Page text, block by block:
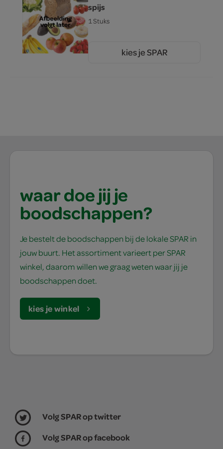
spijs
1 Stuks
kies je SPAR
waar doe jij je
boodschappen?
Je bestelt de boodschappen bij de lokale SPAR in
jouw buurt. Het assortiment varieert per SPAR
winkel, daarom willen we graag weten waar jij je
boodschappen doet.
kies je winkel
Volg SPAR op twitter
Volg SPAR op facebook